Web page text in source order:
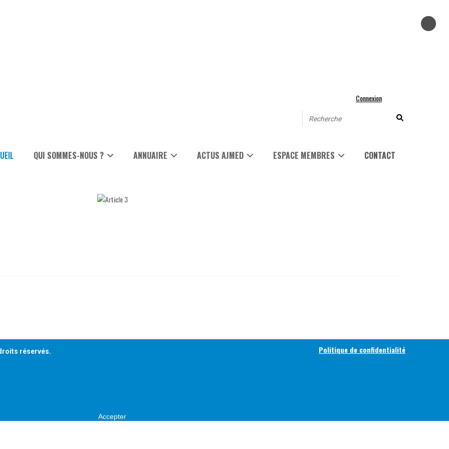
Connexion
QUI SOMMES-NOUS ? ANNUAIRE ACTUS AJMED ESPACE MEMBRES CONTACT
réservés. Politique de confidentialité
Accepter